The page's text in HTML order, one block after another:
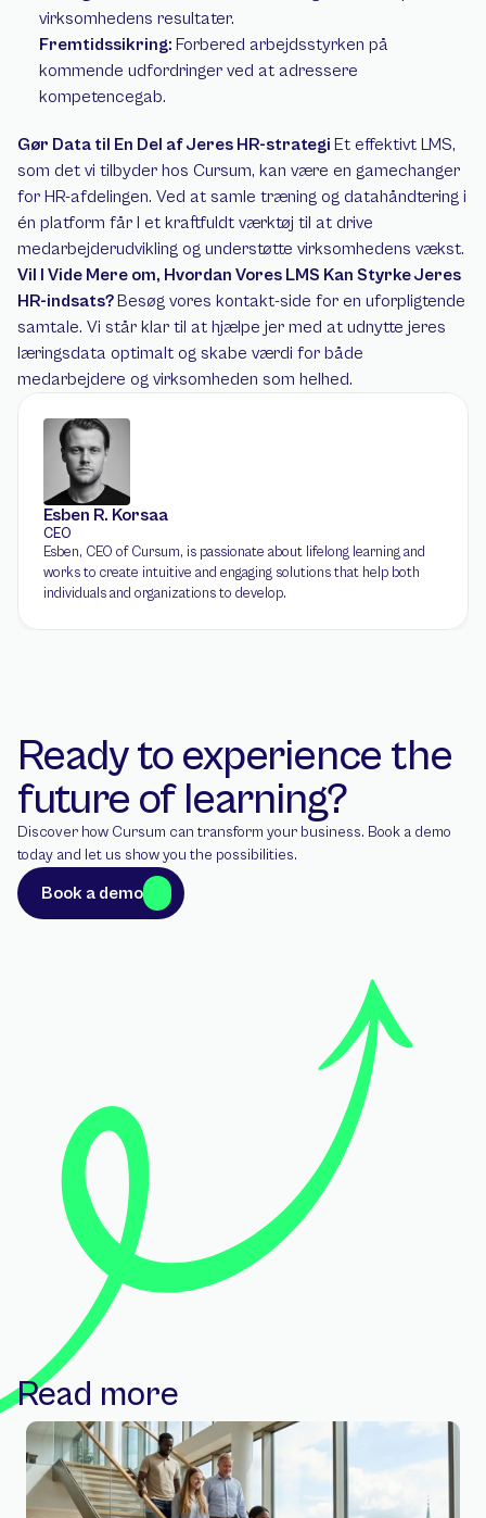
Esben R. Korsaa
CEO
Esben, CEO of Cursum, is passionate about lifelong learning and
works to create intuitive and engaging solutions that help both
individuals and organizations to develop.
virksomhedens resultater.
Fremtidssikring: Forbered arbejdsstyrken på
kommende udfordringer ved at adressere
kompetencegab.
Gør Data til En Del af Jeres HR-strategi Et effektivt LMS,
som det vi tilbyder hos Cursum, kan være en gamechanger
for HR-afdelingen. Ved at samle træning og datahåndtering i
én platform får I et kraftfuldt værktøj til at drive
Vil I Vide Mere om, Hvordan Vores LMS Kan Styrke Jeres
HR-indsats? Besøg vores kontakt-side for en uforpligtende
samtale. Vi står klar til at hjælpe jer med at udnytte jeres
læringsdata optimalt og skabe værdi for både
medarbejdere og virksomheden som helhed.
Ready to experience the
future of learning?
Discover how Cursum can transform your business. Book a demo
today and let us show you the possibilities.
Book a demo
Book a demo
Read more